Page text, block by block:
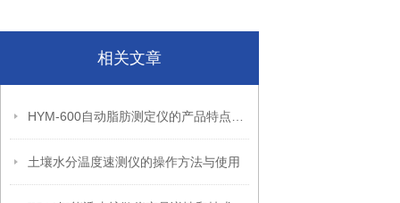
相关文章
土壤水分温度速测仪的操作方法与使用